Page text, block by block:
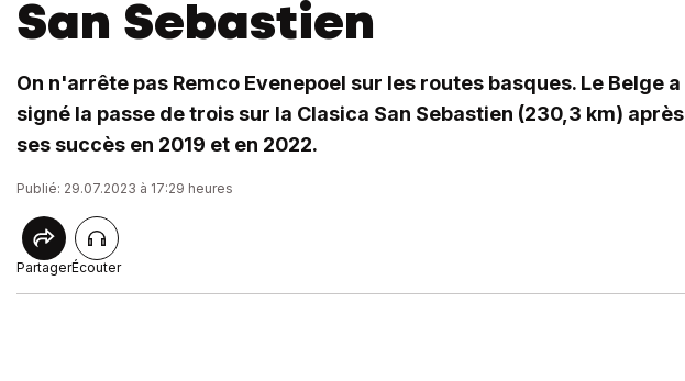
San Sebastien
On n'arrête pas Remco Evenepoel sur les routes basques. Le Belge a
signé la passe de trois sur la Clasica San Sebastien (230,3 km) après
ses succès en 2019 et en 2022.
Publié: 29.07.2023 à 17:29 heures
PartagerÉcouter